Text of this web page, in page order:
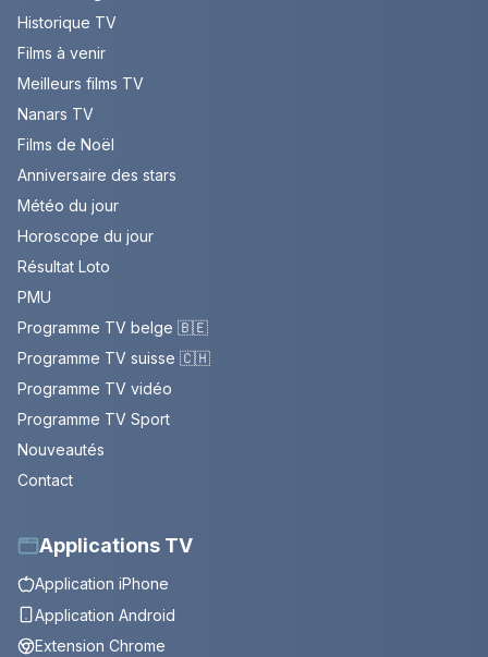
Historique TV
Films à venir
Meilleurs films TV
Nanars TV
Films de Noël
Anniversaire des stars
Météo du jour
Horoscope du jour
Résultat Loto
PMU
Programme TV belge 🇧🇪
Programme TV suisse 🇨🇭
Programme TV vidéo
Programme TV Sport
Nouveautés
Contact
Applications TV
Application iPhone
Application Android
Extension Chrome